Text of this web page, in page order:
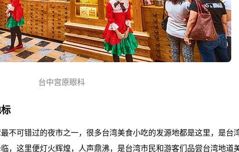
台中宫原眼科
不可错过的夜市之一，很多台湾美食小吃的发源地都是这里，是台
，这里便灯火辉煌，人声鼎沸，是台湾市民和游客们品尝台湾地道